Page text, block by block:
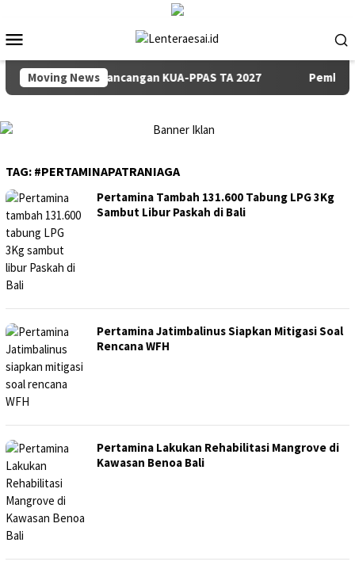
konten
Mobile
Moving NewsRancangan KUA-PPAS TA 2027 Pemkab
TAG: #PERTAMINAPATRANIAGA
Pertamina Tambah 131.600 Tabung LPG 3Kg
Sambut Libur Paskah di Bali
Pertamina Jatimbalinus Siapkan Mitigasi Soal
Rencana WFH
Pertamina Lakukan Rehabilitasi Mangrove di
Kawasan Benoa Bali